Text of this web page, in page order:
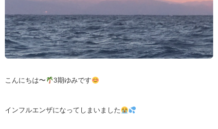
こんにちは〜 3期ゆみです
インフルエンザになってしまいました